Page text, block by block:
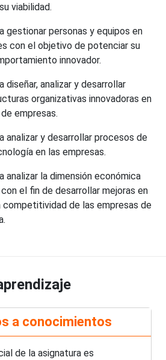
viabilidad.
gestionar personas y equipos en
con el objetivo de potenciar su
innovador.
diseñar, analizar y desarrollar
organizativas innovadoras en
empresas.
analizar y desarrollar procesos de
en las empresas.
analizar la dimensión económica
el fin de desarrollar mejoras en
competitividad de las empresas de
a conocimientos
de la asignatura es